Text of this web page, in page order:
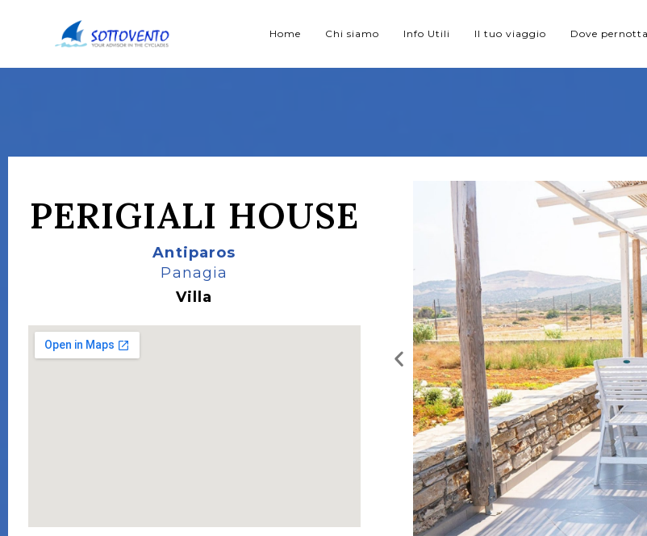
Home Chi siamo Info Utili Il tuo viaggio Dove
PERIGIALI HOUSE
Antiparos
Panagia
Villa